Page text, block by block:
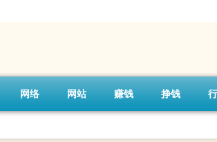
网络 网站 赚钱 挣钱